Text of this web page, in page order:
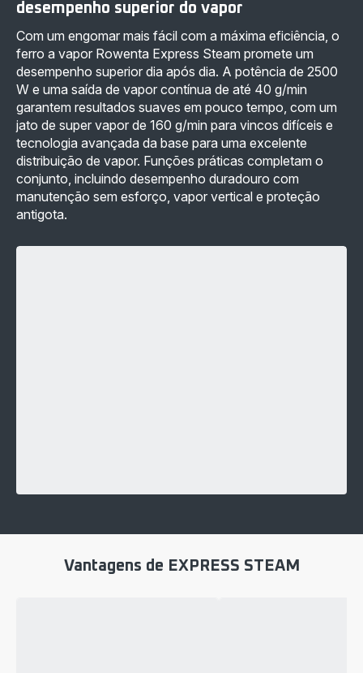
desempenho superior do vapor
Com um engomar mais fácil com a máxima eficiência, o
ferro a vapor Rowenta Express Steam promete um
desempenho superior dia após dia. A potência de 2500
W e uma saída de vapor contínua de até 40 g/min
garantem resultados suaves em pouco tempo, com um
jato de super vapor de 160 g/min para vincos difíceis e
tecnologia avançada da base para uma excelente
distribuição de vapor. Funções práticas completam o
conjunto, incluindo desempenho duradouro com
manutenção sem esforço, vapor vertical e proteção
antigota.
Vantagens de EXPRESS STEAM